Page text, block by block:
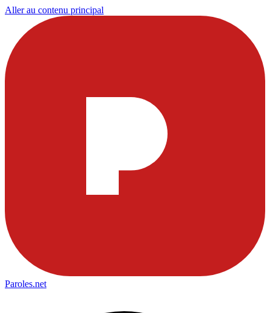
Aller au contenu principal
Paroles.net